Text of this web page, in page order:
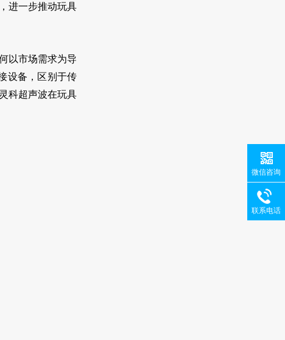
进一步推动玩具
以市场需求为导
设备，区别于传
科超声波在玩具
微信咨询
联系电话